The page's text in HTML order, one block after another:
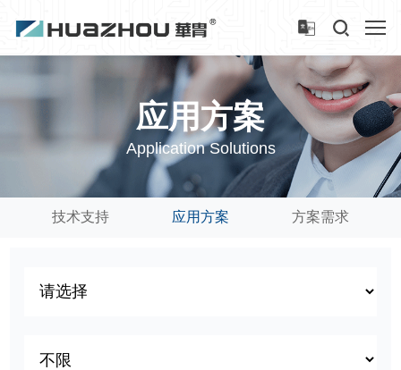
应用方案
Application Solutions
技术支持 应用方案 方案需求